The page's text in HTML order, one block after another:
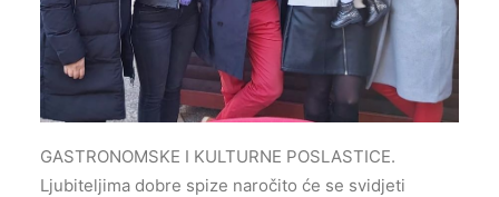
GASTRONOMSKE I KULTURNE POSLASTICE.
Ljubiteljima dobre spize naročito će se svidjeti